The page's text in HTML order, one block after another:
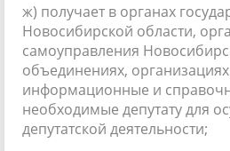
ж) получает в органах
Новосибирской области,
самоуправления
объединениях,
информационные и
необходимые депутату для
депутатской деятельности;